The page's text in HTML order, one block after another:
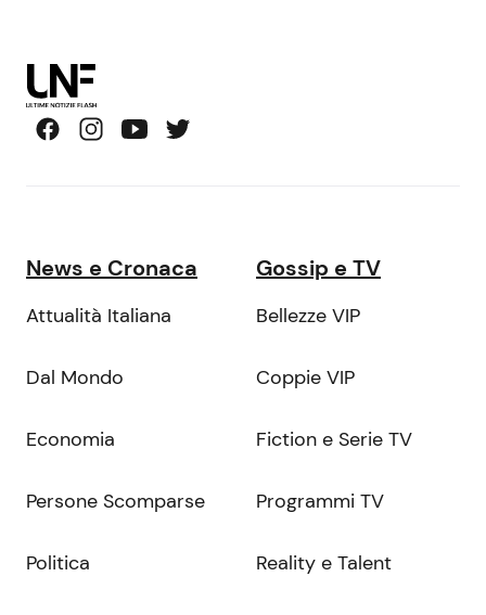
News e Cronaca
Attualità Italiana
Dal Mondo
Economia
Persone Scomparse
Politica
Gossip e TV
Bellezze VIP
Coppie VIP
Fiction e Serie TV
Programmi TV
Reality e Talent